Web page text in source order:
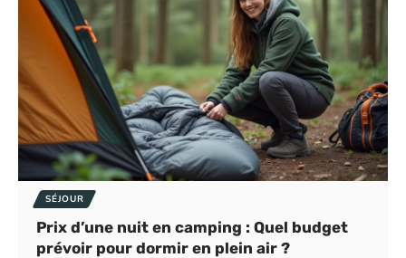
SÉJOUR
Prix d’une nuit en camping : Quel budget
prévoir pour dormir en plein air ?